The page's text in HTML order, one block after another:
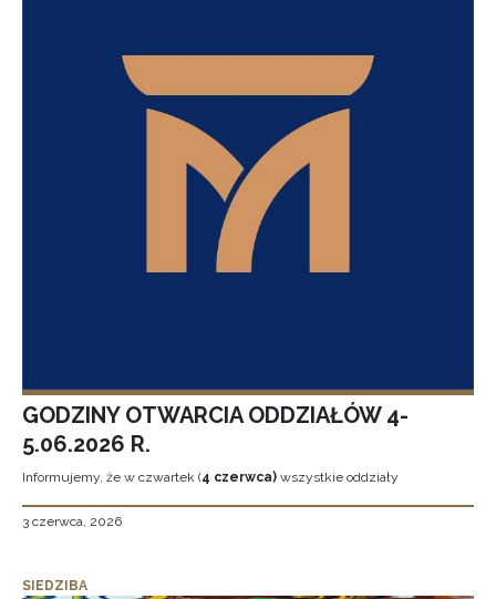
GODZINY OTWARCIA ODDZIAŁÓW 4-
5.06.2026 R.
Informujemy, że w czwartek (4 czerwca) wszystkie oddziały
3 czerwca, 2026
SIEDZIBA